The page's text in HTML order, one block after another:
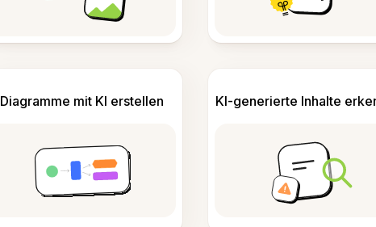
Diagramme mit KI erstellen KI-generierte Inhalte